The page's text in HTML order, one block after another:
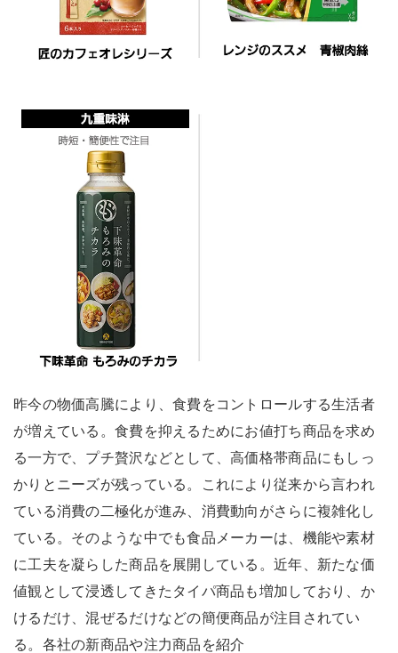
昨今の物価高騰により、食費をコントロールする生活者
が増えている。食費を抑えるためにお値打ち商品を求め
る一方で、プチ贅沢などとして、高価格帯商品にもしっ
かりとニーズが残っている。これにより従来から言われ
ている消費の二極化が進み、消費動向がさらに複雑化し
ている。そのような中でも食品メーカーは、機能や素材
に工夫を凝らした商品を展開している。近年、新たな価
値観として浸透してきたタイパ商品も増加しており、か
けるだけ、混ぜるだけなどの簡便商品が注目されてい
る。各社の新商品や注力商品を紹介